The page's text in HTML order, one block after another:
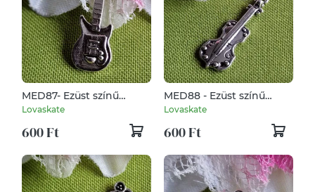
MED87- Ezüst színű
zenész medál 31x11mm –
Lovaskate
600 Ft
MED88 - Ezüst színű
zenész medál 31x12mm –
Lovaskate
600 Ft